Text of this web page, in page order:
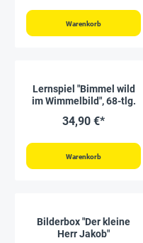
Warenkorb
Lernspiel "Bimmel wild
im Wimmelbild", 68-tlg.
34,90 €*
Warenkorb
Bilderbox "Der kleine
Herr Jakob"